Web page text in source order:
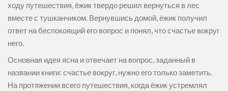
ходу путешествия, ёжик твердо решил вернуться в лес
вместе с тушканчиком. Вернувшись домой, ёжик получил
ответ на беспокоящий его вопрос и понял, что счастье вокруг
него.
Основная идея ясна и отвечает на вопрос, заданный в
названии книги: счастье вокруг, нужно его только заметить.
На протяжении всего путешествия, когда ёжик устремлял